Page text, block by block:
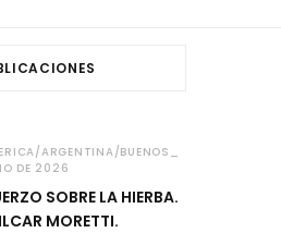
ARGENTINA/BUENOS_
DE 2026
SOBRE LA HIERBA.
MORETTI.